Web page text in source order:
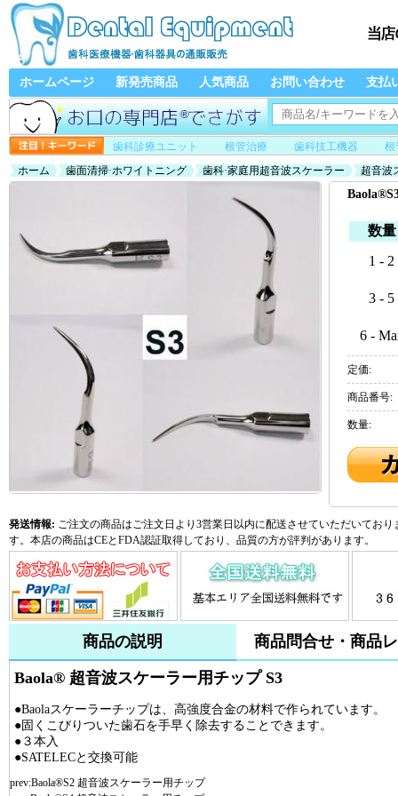
ホームページ 新発売商品 人気商品 お問い合わせ 支払
歯科診療ユニット 根管治療 歯科技工機器
根
ホーム
歯面清掃·ホワイトニング 歯科·家庭用超音波スケーラー 超音波
数量
1 - 2
3 - 5
6 -
定価:
商品番号:
数量:
発送情報: ご注文の商品はご注文日より3営業日以内に配送させていただいてお
す。本店の商品はCEとFDA認証取得しており、品質の方が評判があります。
商品の説明 商品問合せ・商品
Baola® 超音波スケーラー用チップ S3
●Baolaスケーラーチップは、高強度合金の材料で作られています。
●固くこびりついた歯石を手早く除去することできます。
●３本入
●SATELECと交換可能
prev:Baola®S2 超音波スケーラー用チップ